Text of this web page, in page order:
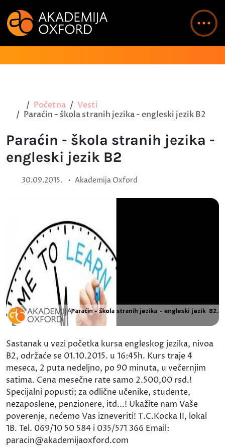
Početna
Vesti
Paraćin - škola stranih jezika - engleski jezik B2
Paraćin - škola stranih jezika -
engleski jezik B2
30.09.2015. • Akademija Oxford
Sastanak u vezi početka kursa engleskog jezika, nivoa
B2, održaće se 01.10.2015. u 16:45h. Kurs traje 4
meseca, 2 puta nedeljno, po 90 minuta, u večernjim
satima. Cena mesečne rate samo 2.500,00 rsd.!
Specijalni popusti; za odlične učenike, studente,
nezaposlene, penzionere, itd...! Ukažite nam Vaše
poverenje, nećemo Vas izneveriti! T.C.Kocka II, lokal
1B. Tel. 069/10 50 584 i 035/571 366 Email:
paracin@akademijaoxford.com